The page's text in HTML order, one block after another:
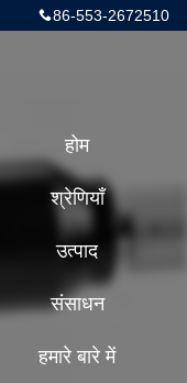
86-553-2672510
होम
श्रेणियाँ
उत्पाद
संसाधन
हमारे बारे में